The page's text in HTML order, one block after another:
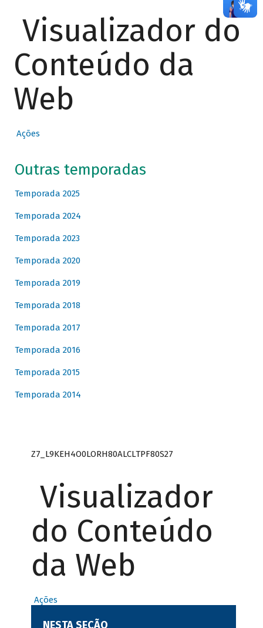
Visualizador do
Conteúdo da
Web
Ações
Outras temporadas
Temporada 2025
Temporada 2024
Temporada 2023
Temporada 2020
Temporada 2019
Temporada 2018
Temporada 2017
Temporada 2016
Temporada 2015
Temporada 2014
Z7_L9KEH4O0LORH80ALCLTPF80S27
Visualizador
do Conteúdo
da Web
Ações
NESTA SEÇÃO